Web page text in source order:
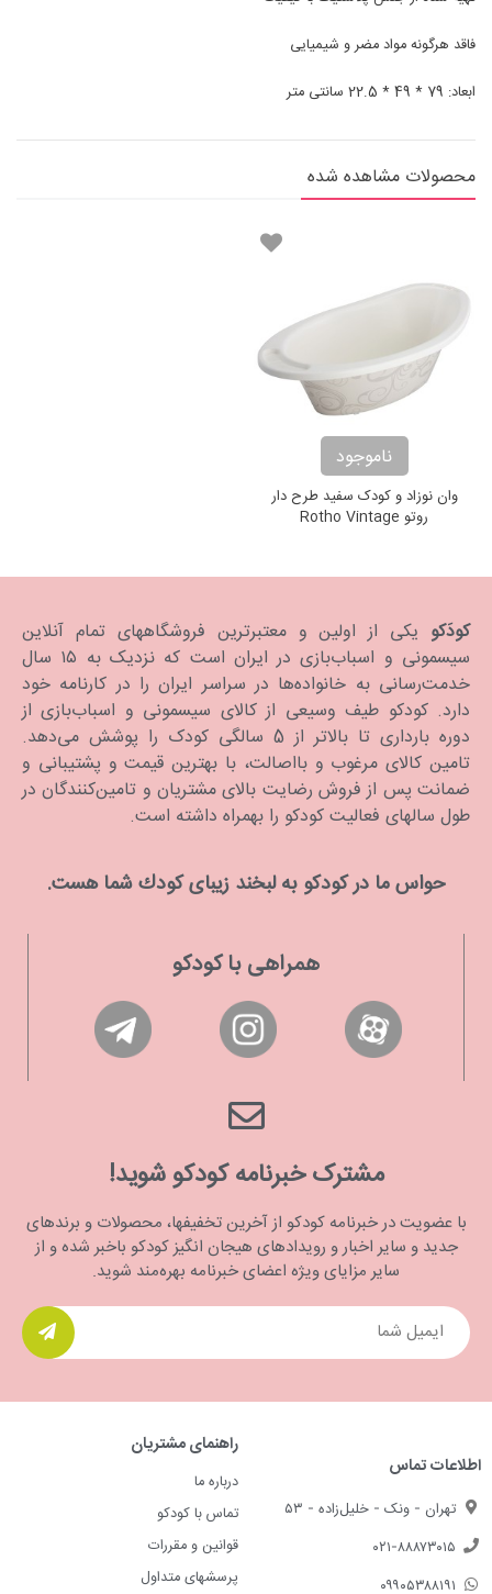
فاقد هرگونه مواد مضر و شیمیایی
ابعاد: 79 * 49 * 22.5 سانتی متر
محصولات مشاهده شده
ناموجود
وان نوزاد و کودک سفید طرح دار
روتو Rotho Vintage
کودَکو یکی از اولین و معتبرترین فروشگاههای تمام آنلاین
سیسمونی و اسباب‌بازی در ایران است که نزدیک به ۱۵ سال
خدمت‌رسانی به خانواده‌ها در سراسر ایران را در کارنامه خود
دارد. كودكو طیف وسیعی از کالای سیسمونی و اسباب‌بازی از
دوره بارداری تا بالاتر از 5 سالگی کودک را پوشش می‌دهد.
تامین کالای مرغوب و بااصالت، با بهترین قیمت و پشتیبانی و
ضمانت پس از فروش رضایت بالای مشتریان و تامین‌کنندگان در
طول سالهای فعالیت کودکو را بهمراه داشته است.
حواس ما در كودكو به لبخند زیبای كودك شما هست.
همراهی با کودکو
مشترک خبرنامه کودکو شوید!
با عضویت در خبرنامه کودکو از آخرین تخفیفها، محصولات و برندهای
جدید و سایر اخبار و رویدادهای هیجان انگیز کودکو باخبر شده و از
سایر مزایای ویژه اعضای خبرنامه بهره‌مند شوید.
اطلاعات تماس
تهران - ونک - خلیل‌زاده - ۵۳
۰۲۱-۸۸۸۷۳۰۱۵
۰۹۹۰۵۳۸۸۱۹۱
راهنمای مشتریان
درباره ما
تماس با کودکو
قوانین و مقررات
پرسشهای متداول